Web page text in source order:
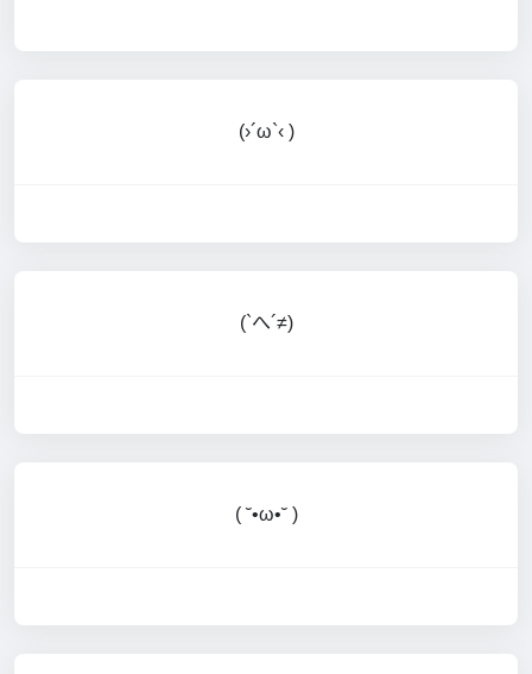
(›´ω`‹ )
(`へ´≠)
( ˘•ω•˘ )